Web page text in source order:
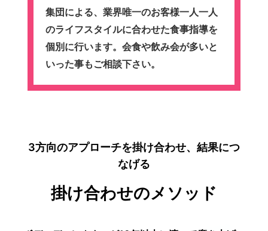
集団による、業界唯一のお客様一人一人
のライフスタイルに合わせた食事指導を
個別に行います。会食や飲み会が多いと
いった事もご相談下さい。
3方向のアプローチを掛け合わせ、結果につ
なげる
掛け合わせのメソッド